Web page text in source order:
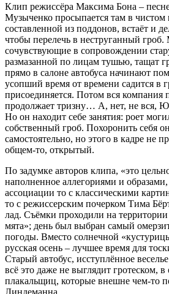
Клип режиссёра Максима Бона –
Музыченко просыпается там в чистом
составленной из поддонов, встаёт и
чтобы перелечь в неструганный
сочувствующие в сопровождении
размазанной по лицам тушью, тащат
прямо в салоне автобуса начинают
усопший время от времени садится в
присоединяется. Потом вся компания
продолжает тризну… А, нет, не вся,
Но он находит себе занятия: роет
собственный гроб. Похоронить себя
самостоятельно, но этого в кадре не
общем-то, открытый.
По задумке авторов клипа, «это
наполненное аллегориями и
ассоциации то с классическими
то с режиссерским почерком Тима
лад. Съёмки проходили на
мята»; день был выбран самый
погоды. Вместо солнечной
русская осень – лучшее время для
Старый автобус, исступлённое
всё это даже не выглядит гротеском, в
плакальщиц, которые внешне чем-то
Линдеманна.